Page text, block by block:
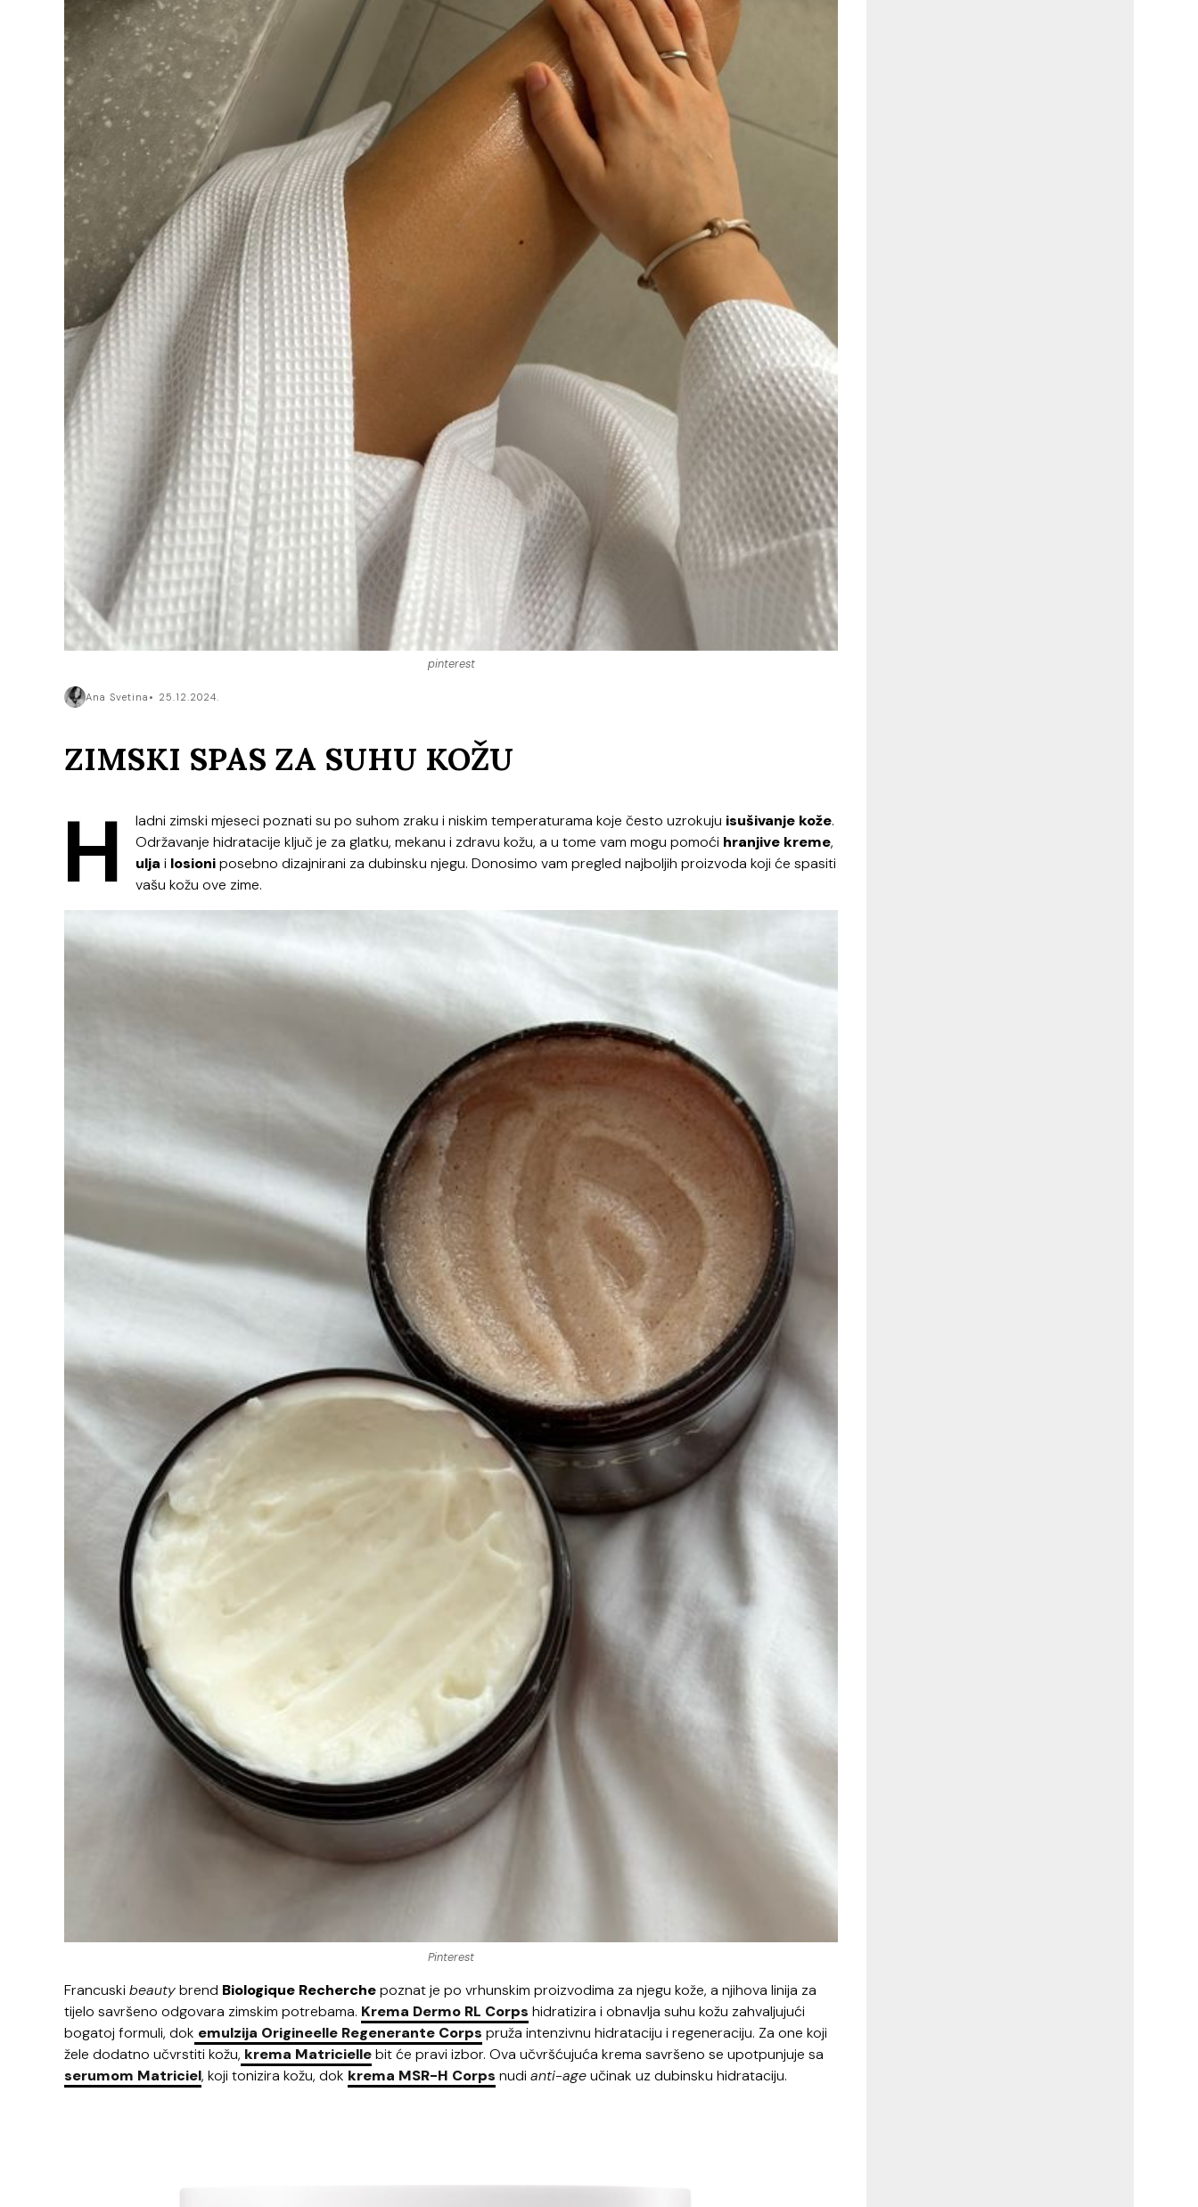
pinterest
Ana Svetina 25.12.2024.
ZIMSKI SPAS ZA SUHU KOŽU
H ladni zimski mjeseci poznati su po suhom zraku i niskim temperaturama koje često uzrokuju isušivanje kože.
Održavanje hidratacije ključ je za glatku, mekanu i zdravu kožu, a u tome vam mogu pomoći hranjive kreme,
ulja i losioniposebno dizajnirani za dubinsku njegu. Donosimo vam pregled najboljih proizvoda koji će spasiti
vašu kožu ove zime.
Pinterest
Francuski beautybrend Biologique Recherchepoznat je po vrhunskim proizvodima za njegu kože, a njihova linija za
tijelo savršeno odgovara zimskim potrebama. Krema Dermo RL Corps hidratizira i obnavlja suhu kožu zahvaljujući
bogatoj formuli, dok emulzija Origineelle Regenerante Corps pruža intenzivnu hidrataciju i regeneraciju. Za one koji
žele dodatno učvrstiti kožu, krema Matriciellebit će pravi izbor. Ova učvršćujuća krema savršeno se upotpunjuje sa
serumom Matriciel, koji tonizira kožu, dok krema MSR-H Corps nudi anti-ageučinak uz dubinsku hidrataciju.